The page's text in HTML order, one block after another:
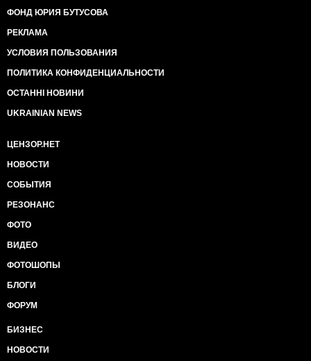
ФОНД ЮРИЯ БУТУСОВА
РЕКЛАМА
УСЛОВИЯ ПОЛЬЗОВАНИЯ
ПОЛИТИКА КОНФИДЕНЦИАЛЬНОСТИ
ОСТАННІ НОВИНИ
UKRAINIAN NEWS
ЦЕНЗОР.НЕТ
НОВОСТИ
СОБЫТИЯ
РЕЗОНАНС
ФОТО
ВИДЕО
ФОТОШОПЫ
БЛОГИ
ФОРУМ
БИЗНЕС
НОВОСТИ